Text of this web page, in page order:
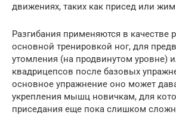
движениях, таких как присед или
Разгибания применяются в качестве
основной тренировкой ног, для
утомления (на продвинутом уровне)
квадрицепсов после базовых
основное упражнение оно может
укрепления мышц новичкам, для
приседания еще пока слишком